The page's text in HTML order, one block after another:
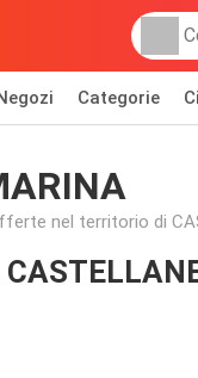
Categorie
nel territorio di